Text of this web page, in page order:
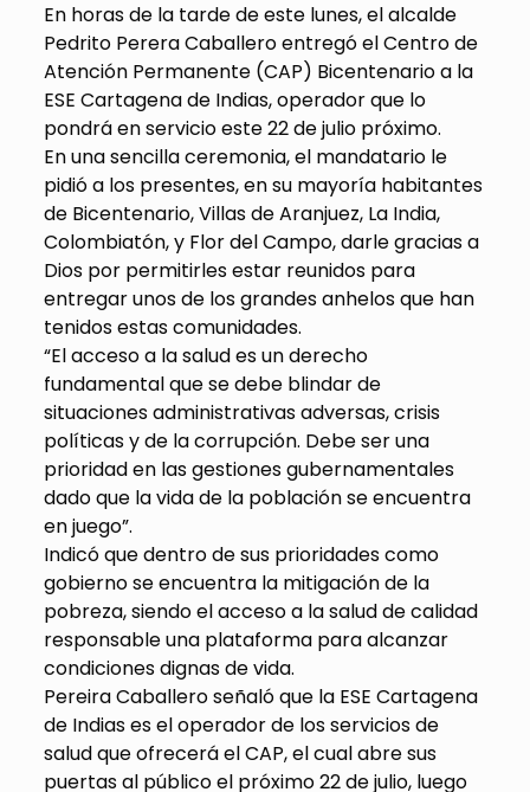
En horas de la tarde de este lunes, el alcalde
Pedrito Perera Caballero entregó el Centro de
Atención Permanente (CAP) Bicentenario a la
ESE Cartagena de Indias, operador que lo
pondrá en servicio este 22 de julio próximo.
En una sencilla ceremonia, el mandatario le
pidió a los presentes, en su mayoría habitantes
de Bicentenario, Villas de Aranjuez, La India,
Colombiatón, y Flor del Campo, darle gracias a
Dios por permitirles estar reunidos para
entregar unos de los grandes anhelos que han
tenidos estas comunidades.
“El acceso a la salud es un derecho
fundamental que se debe blindar de
situaciones administrativas adversas, crisis
políticas y de la corrupción. Debe ser una
prioridad en las gestiones gubernamentales
dado que la vida de la población se encuentra
en juego”.
Indicó que dentro de sus prioridades como
gobierno se encuentra la mitigación de la
pobreza, siendo el acceso a la salud de calidad
responsable una plataforma para alcanzar
condiciones dignas de vida.
Pereira Caballero señaló que la ESE Cartagena
de Indias es el operador de los servicios de
salud que ofrecerá el CAP, el cual abre sus
puertas al público el próximo 22 de julio, luego